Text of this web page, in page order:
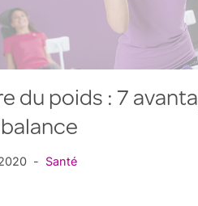
du poids : 7
Santé